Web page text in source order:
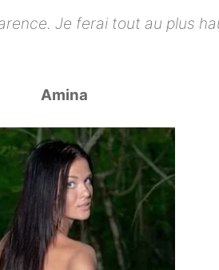
Je ferai tout au plus
Amina